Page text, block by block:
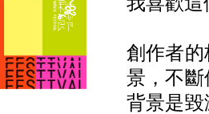
創作者
景，不
背景是